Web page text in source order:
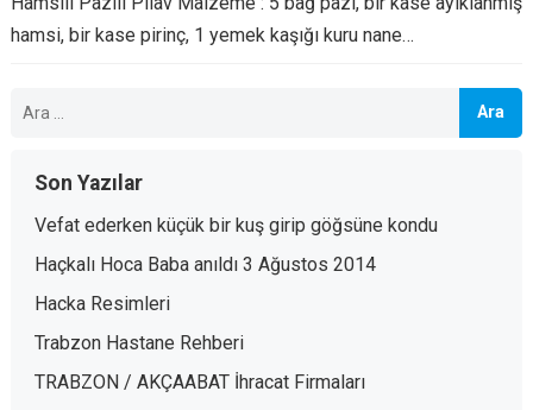
hamsi, bir kase pirinç, 1 yemek kaşığı kuru nane…
Son Yazılar
Vefat ederken küçük bir kuş girip göğsüne kondu
Haçkalı Hoca Baba anıldı 3 Ağustos 2014
Hacka Resimleri
Trabzon Hastane Rehberi
TRABZON / AKÇAABAT İhracat Firmaları